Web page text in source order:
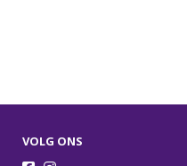
VOLG ONS